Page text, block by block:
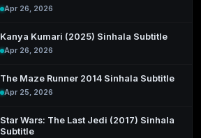
Apr 26, 2026
Kanya Kumari (2025) Sinhala Subtitle
Apr 26, 2026
The Maze Runner 2014 Sinhala Subtitle
Apr 25, 2026
Star Wars: The Last Jedi (2017) Sinhala
Subtitle